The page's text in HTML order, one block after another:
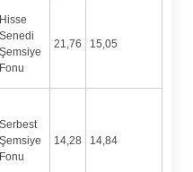
Hisse
Senedi
Şemsiye
Fonu
21,76 15,05
Serbest
Şemsiye
Fonu
14,28 14,84